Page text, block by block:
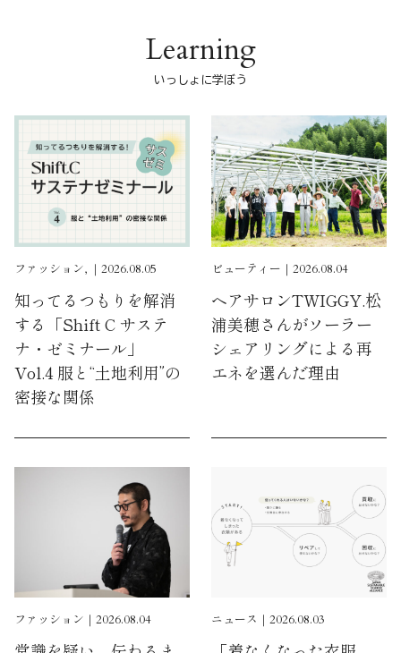
Learning
いっしょに学ぼう
ファッション, ｜2026.08.05
知ってるつもりを解消
する「Shift C サステ
ナ・ゼミナール」
Vol.4 服と“土地利用”の
密接な関係
ビューティー｜2026.08.04
ヘアサロンTWIGGY.松
浦美穂さんがソーラー
シェアリングによる再
エネを選んだ理由
ファッション｜2026.08.04 ニュース｜2026.08.03